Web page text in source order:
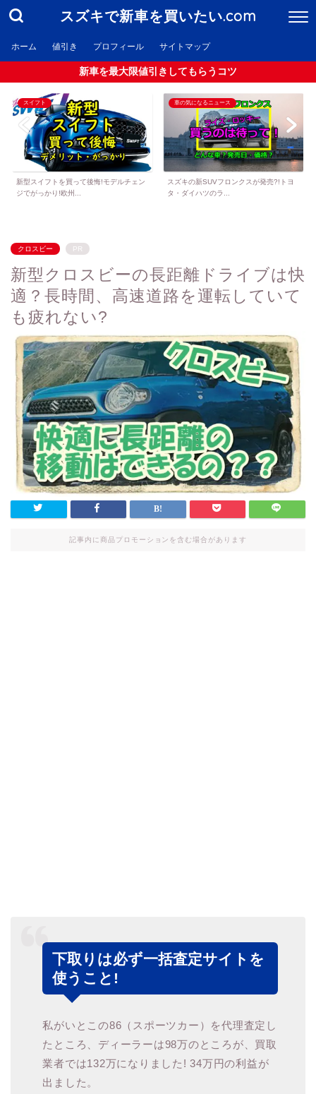
スズキで新車を買いたい.com
ホーム 値引き プロフィール サイトマップ
新車を最大限値引きしてもらうコツ
スイフト
新型スイフトを買って後悔!モデルチェン
ジでがっかり!欧州...
車の気になるニュース
スズキの新SUVフロンクスが発売?!トヨ
タ・ダイハツのラ...
クロスビー PR
新型クロスビーの長距離ドライブは快
適？長時間、高速道路を運転していて
も疲れない?
記事内に商品プロモーションを含む場合があります
下取りは必ず一括査定サイトを
使うこと!
私がいとこの86（スポーツカー）を代理査定し
たところ、ディーラーは98万のところが、買取
業者では132万になりました! 34万円の利益が
出ました。